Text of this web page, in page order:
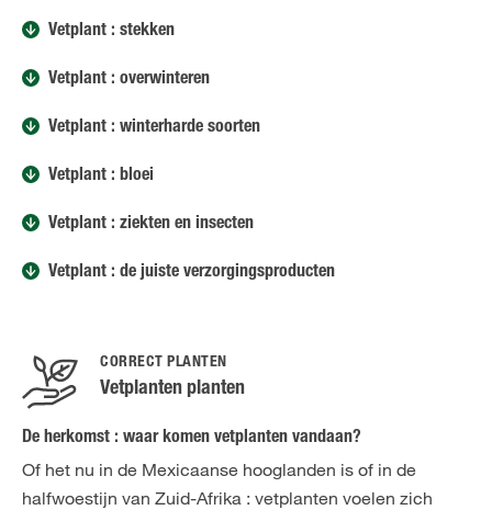
Vetplant : stekken
Vetplant : overwinteren
Vetplant : winterharde soorten
Vetplant : bloei
Vetplant : ziekten en insecten
Vetplant : de juiste verzorgingsproducten
CORRECT PLANTEN
Vetplanten planten
De herkomst : waar komen vetplanten vandaan?
Of het nu in de Mexicaanse hooglanden is of in de
halfwoestijn van Zuid-Afrika : vetplanten voelen zich